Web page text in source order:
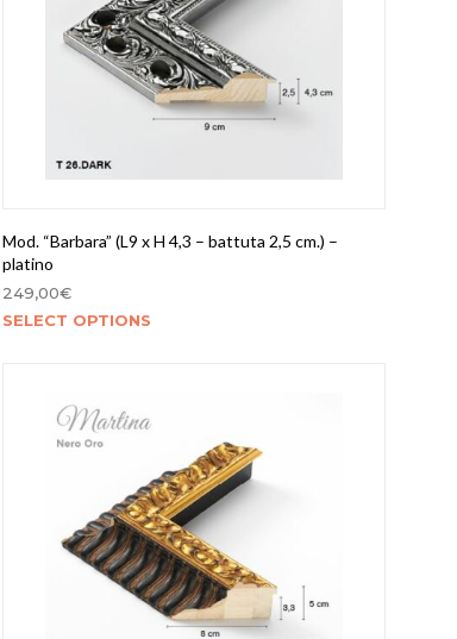
Mod. “Barbara” (L9 x H 4,3 – battuta 2,5 cm.) –
platino
249,00€
SELECT OPTIONS